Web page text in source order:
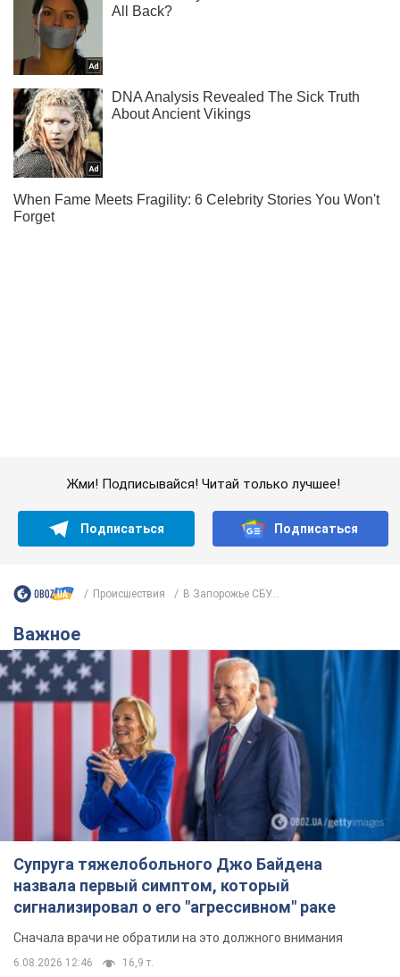
Супруга тяжелобольного Джо Байдена
назвала первый симптом, который
сигнализировал о его "агрессивном" раке
Сначала врачи не обратили на это должного внимания
16,9 т.
Отпуск Леси Никитюк в Карпатах
обернулся скандалом: почему
ведущую несправедливо захейтили
Знаменитость вышла на прямую
коммуникацию в сети и расставила все точки
над "i"
6.08.2026 17:32 13,6 т.
"Динамо" с победы стартовало в